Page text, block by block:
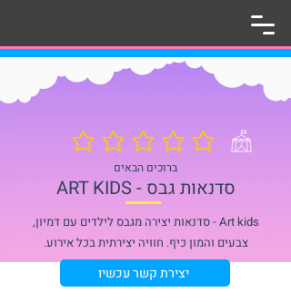
אין עדיין דירוגים
ברוכים הבאים
ART KIDS - סדנאות גבס
Art kids - סדנאות יצירה מגבס לילדים עם דמיון,
צבעים והמון כיף. חוויה יצירתית בכל אירוע.
יצירת קשר עכשיו